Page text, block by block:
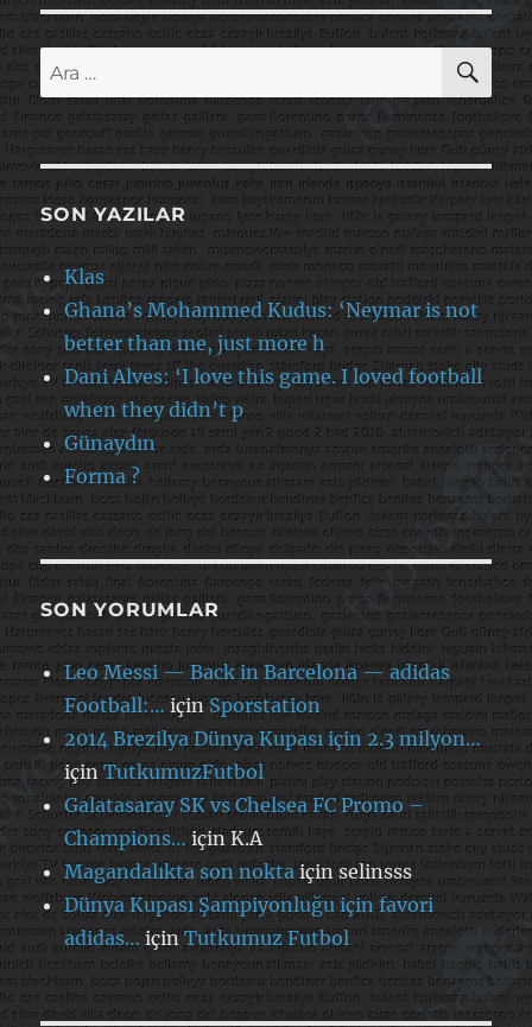
Ara:
SON YAZILAR
Klas
Ghana’s Mohammed Kudus: ‘Neymar is not
better than me, just more h
Dani Alves: ‘I love this game. I loved football
when they didn’t p
Günaydın
Forma ?
SON YORUMLAR
Leo Messi — Back in Barcelona — adidas
Football:…içinSporstation
2014 Brezilya Dünya Kupası için 2.3 milyon…
içinTutkumuzFutbol
Galatasaray SK vs Chelsea FC Promo –
Champions… içinK.A
Magandalıkta son nokta içinselinsss
Dünya Kupası Şampiyonluğu için favori
adidas…içinTutkumuz Futbol